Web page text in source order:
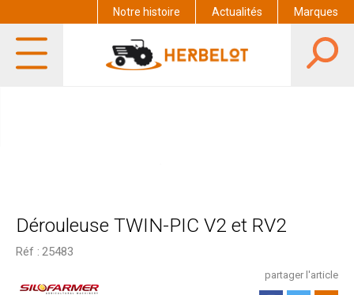
Notre histoire Actualités Marques
Dérouleuse TWIN-PIC V2 et RV2
Réf : 25483
partager l'article